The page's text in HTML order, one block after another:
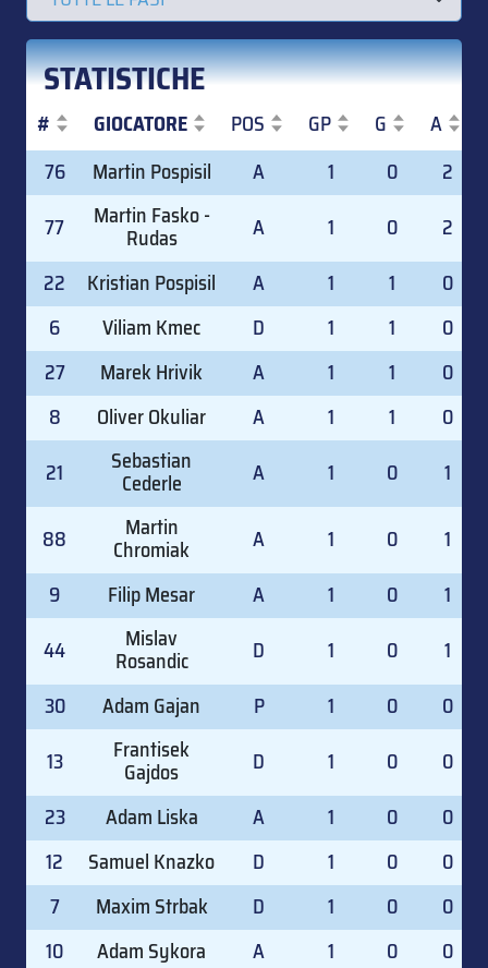
STATISTICHE
# GIOCATORE POS GP G A
#
GIOCATORE POS GP
76 Martin Pospisil A 1 0
2
77
Martin Fasko -
Rudas A 1 0
2
22
Kristian Pospisil A 1 1
0
6
Viliam Kmec D 1 1
0
27
Marek Hrivik A 1 1
0
8
Oliver Okuliar A 1 1
0
21
Sebastian
Cederle A 1 0 1
88 Martin
Chromiak A 1 0
1
9
Filip Mesar A 1 0
1
44
Mislav
Rosandic D 1 0
1
30
Adam Gajan P 1 0
0
13
Frantisek
Gajdos D 1 0
0
23
Adam Liska A 1 0
0
12
Samuel Knazko D 1 0
0
7
Maxim Strbak D 1 0
0
10
Adam Sykora A 1 0
0